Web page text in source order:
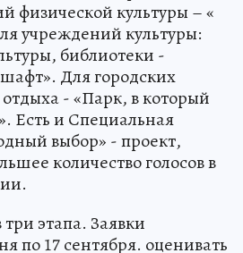
физической культуры – «
учреждений культуры:
библиотеки -
Для городских
- «Парк, в который
Есть и Специальная
выбор» - проект,
количество голосов в
этапа. Заявки
по 17 сентября. оценивать